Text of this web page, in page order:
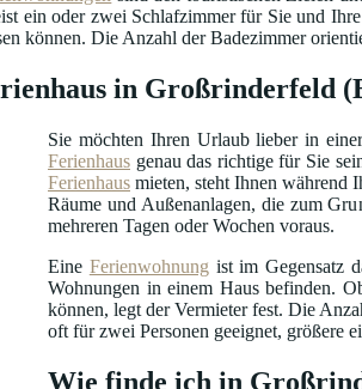
ein oder zwei Schlafzimmer für Sie und
können. Die Anzahl der Badezimmer
in Großrinderfeld
Sie möchten Ihren Urlaub lieber in
Ferienhaus genau das richtige für Sie
Ferienhaus mieten, steht Ihnen während
Räume und Außenanlagen, die zum
mehreren Tagen oder Wochen voraus.
Eine Ferienwohnung ist im Gegensatz
Wohnungen in einem Haus befinden.
können, legt der Vermieter fest. Die
oft für zwei Personen geeignet, größere
Wie finde ich in